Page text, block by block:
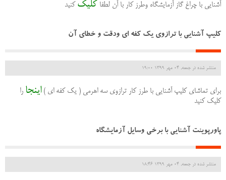
آشنایی با چراغ گاز آزمایشگاه وطرز کار با آن لطفا کلیک کنید
کلیپ آشنایی با ترازوی یک کفه ای ودقت و خطای آن
منتشر شده در جمعه, 04 مهر 1399 19:00
برای تماشای کلیپ آشنایی با طرز کار ترازوی سه اهرمی ( یک کفه ای )اینجا را
کلیک کنید
پاورپوینت آشنایی با برخی وسایل آزمایشگاه
منتشر شده در جمعه, 04 مهر 1399 18:46